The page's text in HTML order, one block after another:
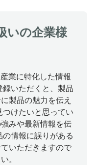
いの企業様
業に特化した情報
いただくと、製品
製品の魅力を伝え
けたいと思ってい
みや最新情報を伝
情報に誤りがある
いただきますので
。